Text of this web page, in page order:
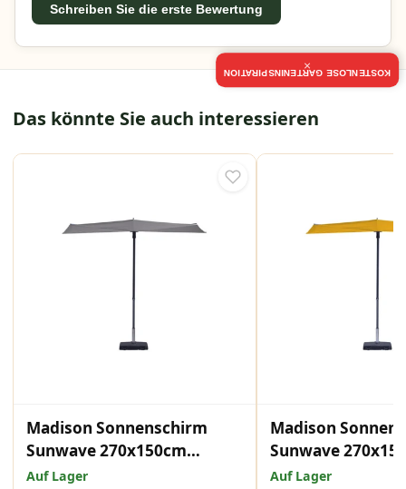
Schreiben Sie die erste Bewertung
Das könnte Sie auch interessieren
Madison Sonnenschirm
Sunwave 270x150cm
hellgrau
Auf Lager
Madison
Sunwave
Auf Lager
KOSTENLOSE GARTENINSPIRATION
×